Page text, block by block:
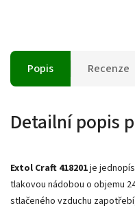
Popis Recenze
Detailní popis
Extol Craft 418201je
tlakovou nádobou o objemu
stlačeného vzduchu